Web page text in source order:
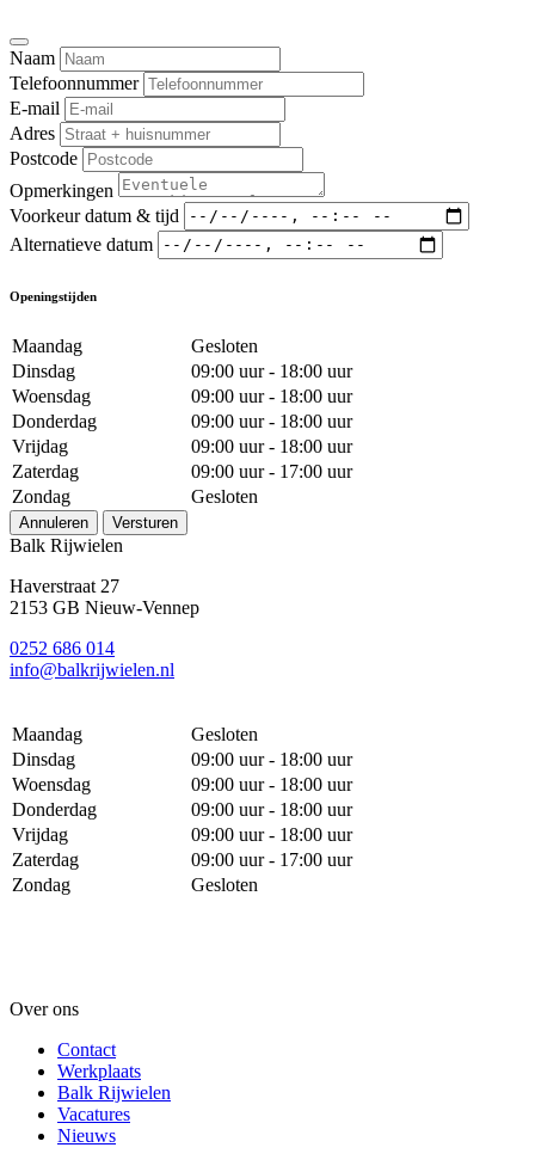
Naam
Telefoonnummer
E-mail
Adres
Postcode
Opmerkingen
Voorkeur datum & tijd
Alternatieve datum
Openingstijden
Maandag
Gesloten
Dinsdag
09:00 uur - 18:00 uur
Woensdag
09:00 uur - 18:00 uur
Donderdag
09:00 uur - 18:00 uur
Vrijdag
09:00 uur - 18:00 uur
Zaterdag
09:00 uur - 17:00 uur
Zondag
Gesloten
Annuleren Versturen
Balk Rijwielen
Haverstraat 27
2153 GB Nieuw-Vennep
0252 686 014
info@balkrijwielen.nl
Maandag
Gesloten
Dinsdag
09:00 uur - 18:00 uur
Woensdag
09:00 uur - 18:00 uur
Donderdag
09:00 uur - 18:00 uur
Vrijdag
09:00 uur - 18:00 uur
Zaterdag
09:00 uur - 17:00 uur
Zondag
Gesloten
Over ons
Contact
Werkplaats
Balk Rijwielen
Vacatures
Nieuws